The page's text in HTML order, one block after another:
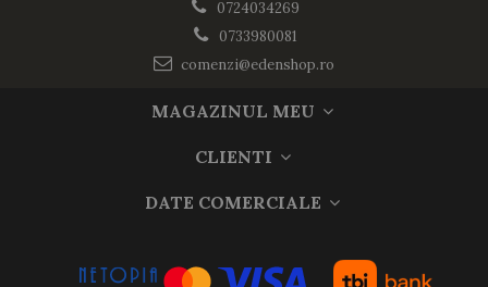
0724034269
0733980081
comenzi@edenshop.ro
MAGAZINUL MEU
CLIENTI
DATE COMERCIALE